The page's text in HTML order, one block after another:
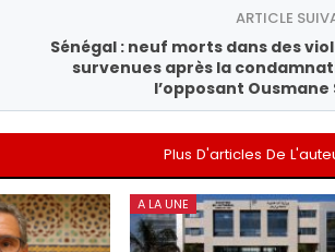
ARTICLE
Sénégal : neuf morts dans des
survenues après la
l’opposant Ousmane
Plus D'articles De
A LA UNE